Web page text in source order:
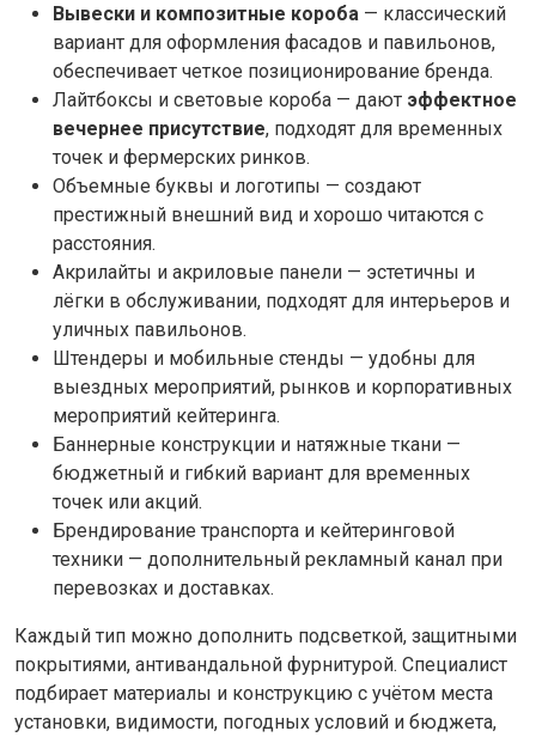
Вывески и композитные короба — классический
вариант для оформления фасадов и павильонов,
обеспечивает четкое позиционирование бренда.
Лайтбоксы и световые короба — дают эффектное
вечернее присутствие, подходят для временных
точек и фермерских ринков.
Объемные буквы и логотипы — создают
престижный внешний вид и хорошо читаются с
расстояния.
Акрилайты и акриловые панели — эстетичны и
лёгки в обслуживании, подходят для интерьеров и
уличных павильонов.
Штендеры и мобильные стенды — удобны для
выездных мероприятий, рынков и корпоративных
мероприятий кейтеринга.
Баннерные конструкции и натяжные ткани —
бюджетный и гибкий вариант для временных
точек или акций.
Брендирование транспорта и кейтеринговой
техники — дополнительный рекламный канал при
перевозках и доставках.
Каждый тип можно дополнить подсветкой, защитными
покрытиями, антивандальной фурнитурой. Специалист
подбирает материалы и конструкцию с учётом места
установки, видимости, погодных условий и бюджета,